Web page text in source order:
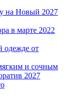
на Новый 2027
в марте 2022
одежде от
и сочным
2027